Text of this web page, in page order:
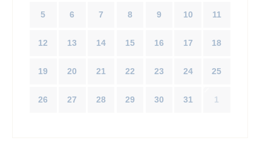
5 6 7 8 9 10 11
12 13 14 15 16 17 18
19 20 21 22 23 24 25
26 27 28 29 30 31 1